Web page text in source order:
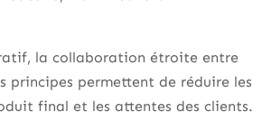
la collaboration étroite entre
principes permettent de réduire les
final et les attentes des clients.